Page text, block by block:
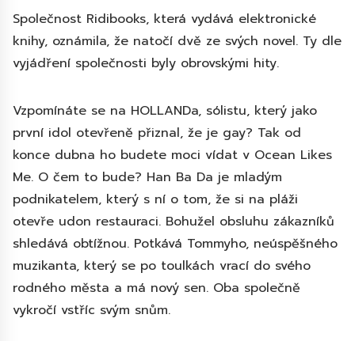
Společnost Ridibooks, která vydává elektronické
knihy, oznámila, že natočí dvě ze svých novel. Ty dle
vyjádření společnosti byly obrovskými hity.
Vzpomínáte se na HOLLANDa, sólistu, který jako
první idol otevřeně přiznal, že je gay? Tak od
konce dubna ho budete moci vídat v Ocean Likes
Me. O čem to bude? Han Ba Da je mladým
podnikatelem, který s ní o tom, že si na pláži
otevře udon restauraci. Bohužel obsluhu zákazníků
shledává obtížnou. Potkává Tommyho, neúspěšného
muzikanta, který se po toulkách vrací do svého
rodného města a má nový sen. Oba společně
vykročí vstříc svým snům.